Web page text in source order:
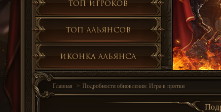
Топ игроков
Топ альянсов
Иконка альянса
Главная Подробности обновления: Игра в прятки